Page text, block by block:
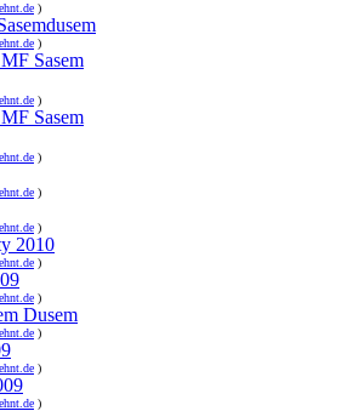
)
)
Sasem
)
Sasem
)
)
)
2010
)
)
Dusem
)
)
)